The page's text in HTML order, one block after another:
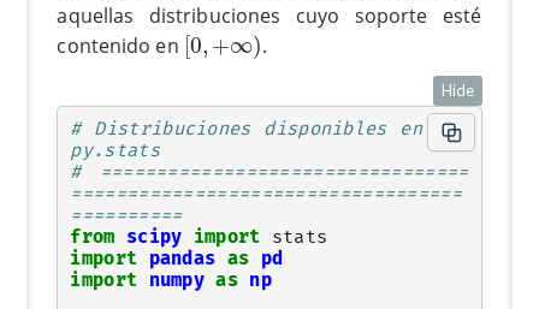
aquellas distribuciones cuyo soporte esté
contenido en [0, +∞)
[0,+∞) .
Hide
# Distribuciones disponibles en sci
py.stats
# =================================
===================================
==========
from scipy import stats
import pandas as pd
import numpy as np